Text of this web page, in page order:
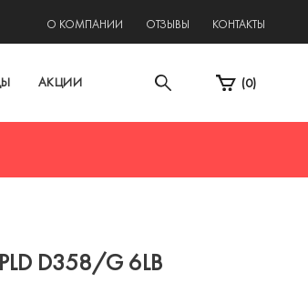
О КОМПАНИИ ОТЗЫВЫ КОНТАКТЫ
АКЦИИ (0)
D358/G 6LB